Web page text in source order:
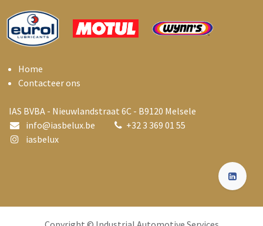
Home
Contacteer ons
IAS BVBA - Nieuwlandstraat 6C - B9120 Melsele
info@iasbelux.be +32 3 369 01 55
iasbelux